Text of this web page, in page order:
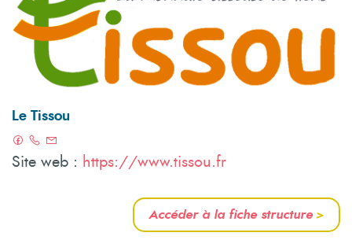
Le Tissou
Site web : https://www.tissou.fr
Accéder à la fiche structure>